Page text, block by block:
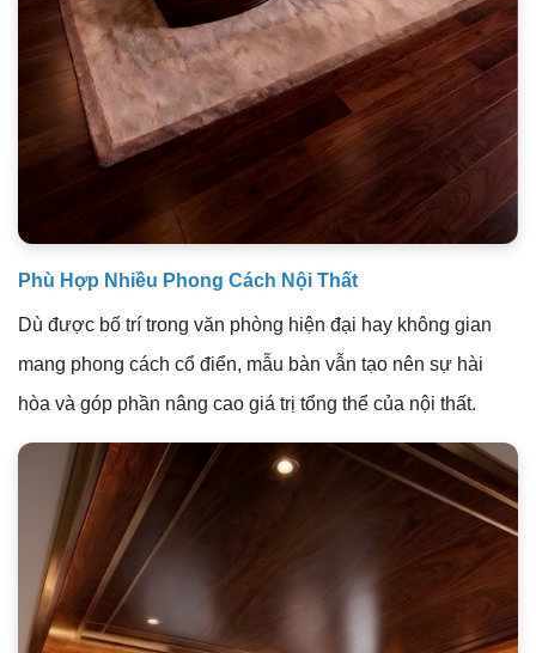
Phù Hợp Nhiều Phong Cách Nội Thất
Dù được bố trí trong văn phòng hiện đại hay không gian
mang phong cách cổ điển, mẫu bàn vẫn tạo nên sự hài
hòa và góp phần nâng cao giá trị tổng thể của nội thất.